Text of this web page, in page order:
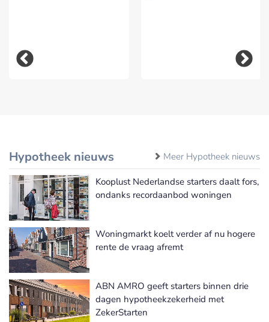
Hypotheek nieuws Meer Hypotheek nieuws
Kooplust Nederlandse starters daalt fors,
ondanks recordaanbod woningen
Woningmarkt koelt verder af nu hogere
rente de vraag afremt
ABN AMRO geeft starters binnen drie
dagen hypotheekzekerheid met
ZekerStarten